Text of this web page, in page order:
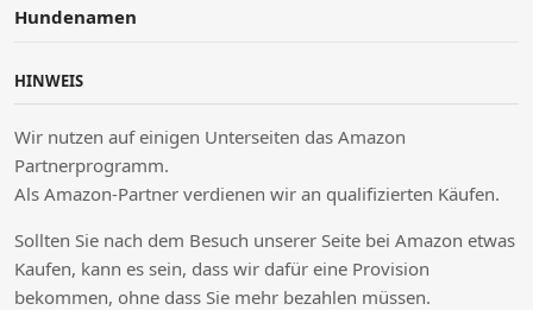
Hundenamen
HINWEIS
Wir nutzen auf einigen Unterseiten das Amazon
Partnerprogramm.
Als Amazon-Partner verdienen wir an qualifizierten Käufen.
Sollten Sie nach dem Besuch unserer Seite bei Amazon etwas
Kaufen, kann es sein, dass wir dafür eine Provision
bekommen, ohne dass Sie mehr bezahlen müssen.